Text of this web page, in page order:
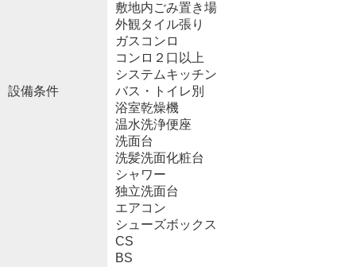
設備条件
敷地内ごみ置き場
外観タイル張り
ガスコンロ
コンロ２口以上
システムキッチン
バス・トイレ別
浴室乾燥機
温水洗浄便座
洗面台
洗髪洗面化粧台
シャワー
独立洗面台
エアコン
シューズボックス
CS
BS